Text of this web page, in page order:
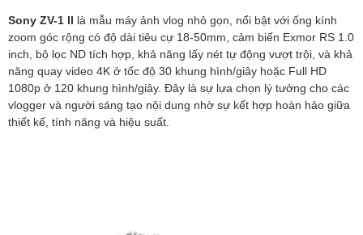
Sony ZV-1 II là mẫu máy ảnh vlog nhỏ gọn, nổi bật với ống kính
zoom góc rộng có độ dài tiêu cự 18-50mm, cảm biến Exmor RS 1.0
inch, bộ lọc ND tích hợp, khả năng lấy nét tự động vượt trội, và khả
năng quay video 4K ở tốc độ 30 khung hình/giây hoặc Full HD
1080p ở 120 khung hình/giây. Đây là sự lựa chọn lý tưởng cho các
vlogger và người sáng tạo nội dung nhờ sự kết hợp hoàn hảo giữa
thiết kế, tính năng và hiệu suất.